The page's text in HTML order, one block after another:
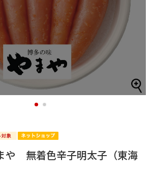
1 2
や 無着色辛子明太子（東海